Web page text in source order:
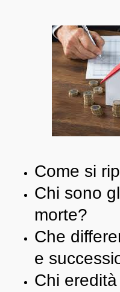
Come si
Chi sono
morte?
Che
e
Chi